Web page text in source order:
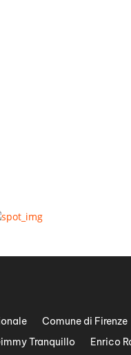
Comune di Firenze
Tranquillo
Enrico